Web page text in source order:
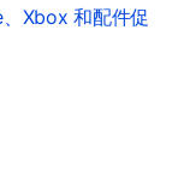
Xbox 和配件促